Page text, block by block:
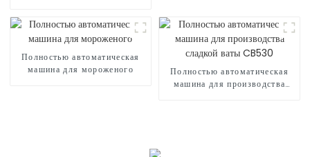
Полностью автоматическая
машина для мороженого
Полностью автоматическая
машина для производства